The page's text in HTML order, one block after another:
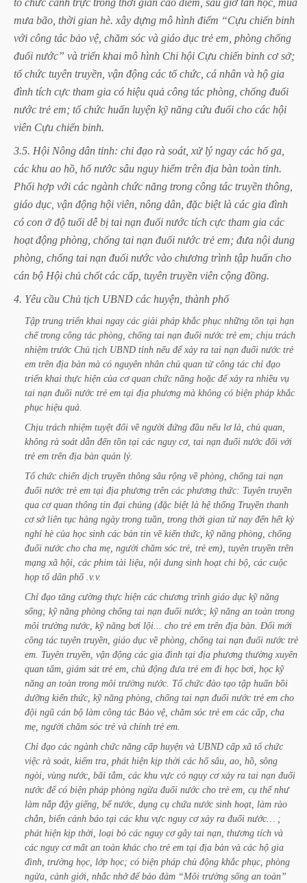
tổ chức canh trực trong thời gian cao điểm, sau giờ tan học, mùa
mưa bão, thời gian hè. xây dựng mô hình điểm “Cựu chiến binh
với công tác bảo vệ, chăm sóc và giáo dục trẻ em, phòng chống
đuối nước” và triển khai mô hình Chi hội Cựu chiến binh cơ sở;
tổ chức tuyên truyền, vận động các tổ chức, cá nhân và hộ gia
đình tích cực tham gia có hiệu quả công tác phòng, chống đuối
nước trẻ em; tổ chức huấn luyện kỹ năng cứu đuối cho các hội
viên Cựu chiến binh.
3.5. Hội Nông dân tỉnh: chỉ đạo rà soát, xử lý ngay các hố ga,
các khu ao hồ, hố nước sâu nguy hiểm trên địa bàn toàn tỉnh.
Phối hợp với các ngành chức năng trong công tác truyền thông,
giáo dục, vận động hội viên, nông dân, đặc biệt là các gia đình
có con ở độ tuổi dễ bị tai nạn đuối nước tích cực tham gia các
hoạt động phòng, chống tai nạn đuối nước trẻ em; đưa nội dung
phòng, chống tai nạn đuối nước vào chương trình tập huấn cho
cán bộ Hội chủ chốt các cấp, tuyên truyền viên cộng đồng.
4. Yêu cầu Chủ tịch UBND các huyện, thành phố
Tập trung triển khai ngay các giải pháp khắc phục những tồn tại hạn
chế trong công tác phòng, chống tai nạn đuối nước trẻ em; chịu trách
nhiệm trước Chủ tịch UBND tỉnh nếu để xảy ra tai nạn đuối nước trẻ
em trên địa bàn mà có nguyên nhân chủ quan từ công tác chỉ đạo
triển khai thực hiện của cơ quan chức năng hoặc để xảy ra nhiều vụ
tai nạn đuối nước trẻ em tại địa phương mà không có biện pháp khắc
phục hiệu quả.
Chịu trách nhiệm tuyệt đối về người đứng đầu nếu lơ là, chủ quan,
không rà soát dẫn đến tồn tại các nguy cơ, tai nạn đuối nước đối với
trẻ em trên địa bàn quản lý.
Tổ chức chiến dịch truyền thông sâu rộng về phòng, chống tai nạn
đuối nước trẻ em tại địa phương trên các phương thức: Tuyên truyền
qua cơ quan thông tin đại chúng (đặc biệt là hệ thống Truyền thanh
cơ sở liên tục hàng ngày trong tuần, trong thời gian từ nay đến hết kỳ
nghỉ hè của học sinh các bản tin về kiến thức, kỹ năng phòng, chống
đuối nước cho cha mẹ, người chăm sóc trẻ, trẻ em), tuyên truyền trên
mạng xã hội, các phim tài liệu, nội dung sinh hoạt chi bộ, các cuộc
họp tổ dân phố .v.v.
Chỉ đạo tăng cường thực hiện các chương trình giáo dục kỹ năng
sống; kỹ năng phòng chống tai nạn đuối nước; kỹ năng an toàn trong
môi trường nước, kỹ năng bơi lội... cho trẻ em trên địa bàn. Đổi mới
công tác tuyên truyền, giáo dục về phòng, chống tai nạn đuối nước trẻ
em. Tuyên truyền, vận động các gia đình tại địa phương thường xuyên
quan tâm, giám sát trẻ em, chủ động đưa trẻ em đi học bơi, học kỹ
năng an toàn trong môi trường nước. Tổ chức đào tạo tập huấn bồi
dưỡng kiến thức, kỹ năng phòng, chống tai nạn đuối nước trẻ em cho
đội ngũ cán bộ làm công tác Bảo vệ, chăm sóc trẻ em các cấp, cha
mẹ, người chăm sóc trẻ và chính trẻ em.
Chỉ đạo các ngành chức năng cấp huyện và UBND cấp xã tổ chức
việc rà soát, kiểm tra, phát hiện kịp thời các hố sâu, ao, hồ, sông
ngòi, vùng nước, bãi tắm, các khu vực có nguy cơ xảy ra tai nạn đuối
nước để có biện pháp phòng ngừa đuối nước cho trẻ em, cụ thể như
làm nắp đậy giếng, bể nước, dụng cụ chứa nước sinh hoạt, làm rào
chắn, biển cảnh báo tại các khu vực nguy cơ xảy ra đuối nước…
;
phát hiện kịp thời, loại bỏ các nguy cơ gây tai nạn, thương tích và
các nguy cơ mất an toàn khác cho trẻ em tại địa bàn và các hộ gia
đình, trường học, lớp học; có biện pháp chủ động khắc phục, phòng
ngừa, cảnh giới, nhắc nhở để bảo đảm “Môi trường sống an toàn”